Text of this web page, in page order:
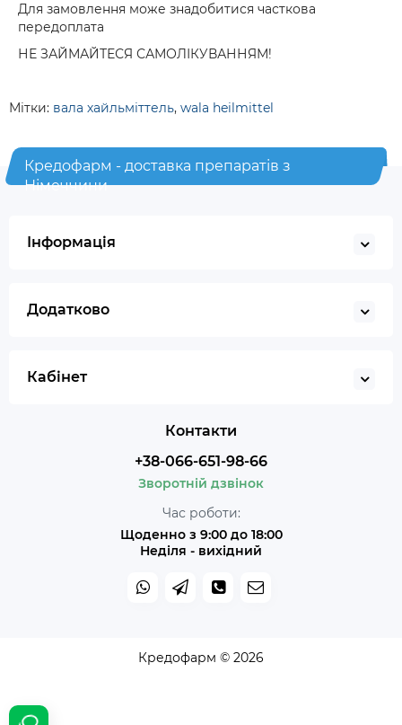
Для замовлення може знадобитися часткова
передоплата
НЕ ЗАЙМАЙТЕСЯ САМОЛІКУВАННЯМ!
Мітки: вала хайльміттель, wala heilmittel
Кредофарм - доставка препаратів з
Німеччини
Інформація
Додатково
Кабінет
Контакти
+38-066-651-98-66
Зворотній дзвінок
Час роботи:
Щоденно з 9:00 до 18:00
Неділя - вихідний
Кредофарм © 2026